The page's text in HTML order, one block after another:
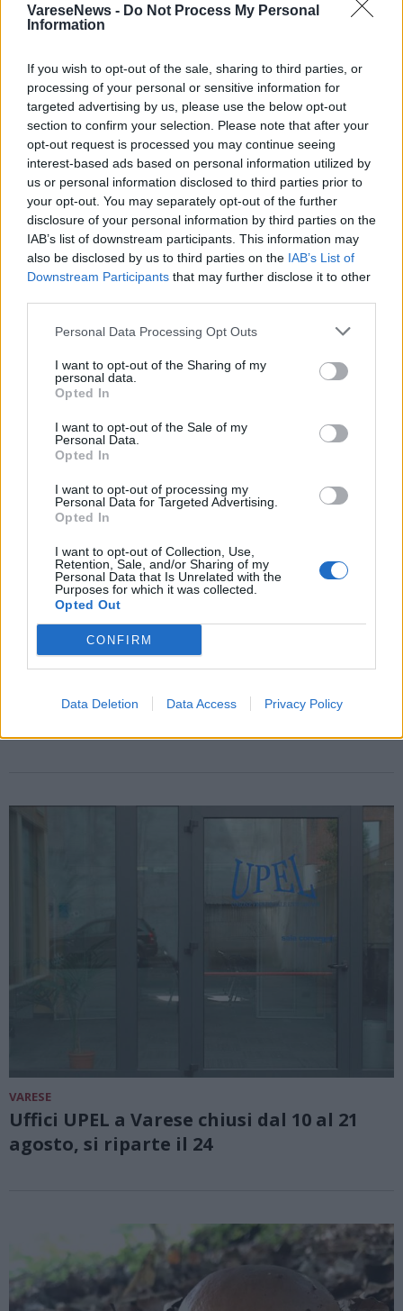
VareseNews - Do Not Process My Personal
Information
If you wish to opt-out of the sale, sharing to third parties, or
processing of your personal or sensitive information for
targeted advertising by us, please use the below opt-out
section to confirm your selection. Please note that after your
opt-out request is processed you may continue seeing
interest-based ads based on personal information utilized by
us or personal information disclosed to third parties prior to
your opt-out. You may separately opt-out of the further
disclosure of your personal information by third parties on the
IAB’s list of downstream participants. This information may
also be disclosed by us to third parties on the IAB’s List of
Downstream Participants that may further disclose it to other
Personal Data Processing Opt Outs
I want to opt-out of the Sharing of my
personal data.
Opted In
I want to opt-out of the Sale of my
Personal Data.
Opted In
I want to opt-out of processing my
Personal Data for Targeted Advertising.
Opted In
I want to opt-out of Collection, Use,
Retention, Sale, and/or Sharing of my
Personal Data that Is Unrelated with the
Purposes for which it was collected.
Opted Out
CONFIRM
Data Deletion Data Access Privacy Policy
ADV
ALTRE NOTIZIE DI VARESE
VARESE
Data center in provincia, Amici della
Terra e WWF chiedono una ricognizione a
VARESE
Uffici UPEL a Varese chiusi dal 10 al 21
agosto, si riparte il 24